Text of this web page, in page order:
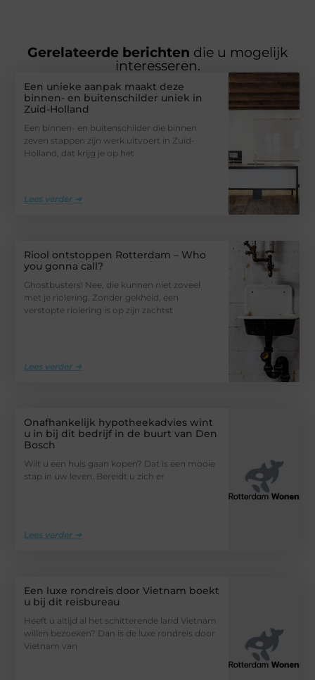
Gerelateerde berichten die u mogelijk
interesseren.
Een unieke aanpak maakt deze
binnen- en buitenschilder uniek in
Zuid-Holland
Een binnen- en buitenschilder die binnen
zeven stappen zijn werk uitvoert in Zuid-
Holland, dat krijg je op het
Lees verder ➜
Riool ontstoppen Rotterdam – Who
you gonna call?
Ghostbusters! Nee, die kunnen niet zoveel
met je riolering. Zonder gekheid, een
verstopte riolering is op zijn zachtst
Lees verder ➜
Onafhankelijk hypotheekadvies wint
u in bij dit bedrijf in de buurt van Den
Bosch
Wilt u een huis gaan kopen? Dat is een mooie
stap in uw leven. Bereidt u zich er
Lees verder ➜
Een luxe rondreis door Vietnam boekt
u bij dit reisbureau
Heeft u altijd al het schitterende land Vietnam
willen bezoeken? Dan is de luxe rondreis door
Vietnam van